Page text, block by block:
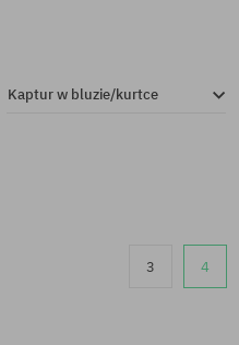
Kaptur w bluzie/kurtce
3 4